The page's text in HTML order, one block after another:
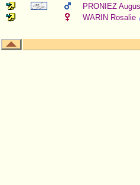
PRONIEZ
WARIN Rosalie